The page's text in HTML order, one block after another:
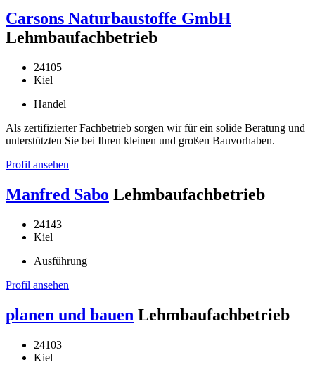
Carsons Naturbaustoffe GmbH
Lehmbaufachbetrieb
24105
Kiel
Handel
Als zertifizierter Fachbetrieb sorgen wir für ein solide Beratung und
unterstützten Sie bei Ihren kleinen und großen Bauvorhaben.
Profil ansehen
Manfred Sabo Lehmbaufachbetrieb
24143
Kiel
Ausführung
Profil ansehen
planen und bauen Lehmbaufachbetrieb
24103
Kiel